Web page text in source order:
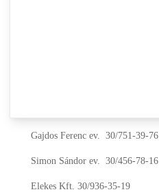
Gajdos Ferenc ev. 30/751-39-76
Simon Sándor ev. 30/456-78-16
Elekes Kft. 30/936-35-19